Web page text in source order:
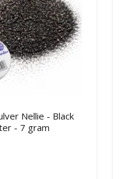
Nellie - Black
- 7 gram